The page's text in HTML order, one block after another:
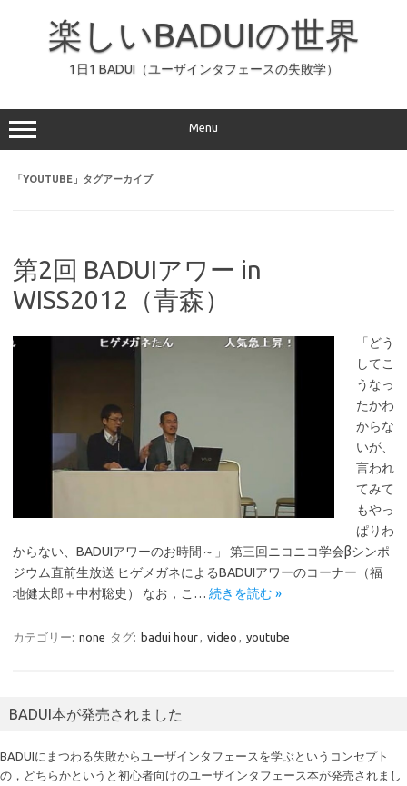
ッ
プ
楽しいBADUIの世界
1日1 BADUI（ユーザインタフェースの失敗学）
Menu
「YOUTUBE 」タグアーカイブ
第2回 BADUIアワー in
WISS2012（青森）
「どう
してこ
うなっ
たかわ
からな
いが、
言われ
てみて
もやっ
ぱりわ
からない、BADUIアワーのお時間～」 第三回ニコニコ学会βシンポ
ジウム直前生放送 ヒゲメガネによるBADUIアワーのコーナー（福
地健太郎＋中村聡史） なお，こ… 続きを読む »
カテゴリー: none タグ: badui hour, video , youtube
BADUI本が発売されました
BADUIにまつわる失敗からユーザインタフェースを学ぶというコンセプト
の，どちらかというと初心者向けのユーザインタフェース本が発売されまし